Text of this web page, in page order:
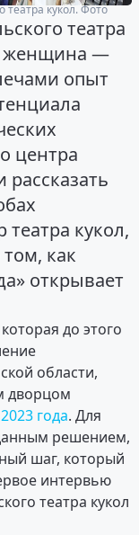
театра кукол. Фото
театра
женщина —
опыт
центра
кукол,
как
открывает
до этого
области,
дворцом
года. Для
решением,
шаг, который
интервью
театра кукол